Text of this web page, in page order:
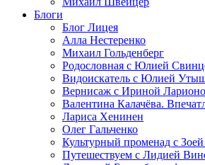
Блоги
Блог Лицея
Алла Нестеренко
Михаил Гольденберг
Родословная с Юлией
Видоискатель с Юлией
Вернисаж с Ириной
Валентина Калачёва.
Лариса Хенинен
Олег Гальченко
Культурный променад с
Путешествуем с Лидией